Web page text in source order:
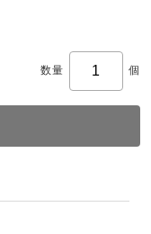
数量 個